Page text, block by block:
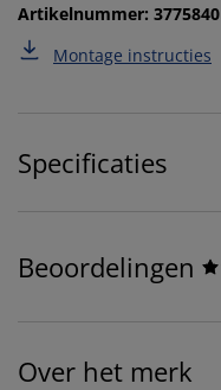
Artikelnummer: 3775840
Montage instructies
Specificaties
Beoordelingen
Over het merk